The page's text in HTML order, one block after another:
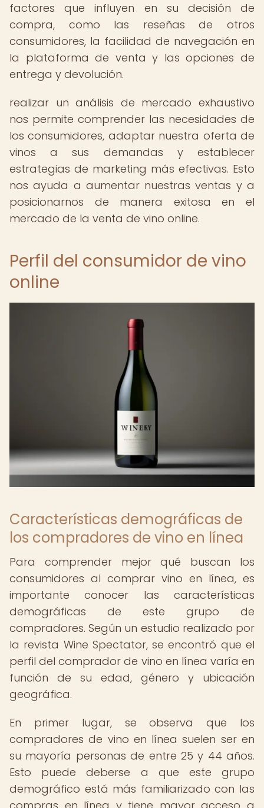
factores que influyen en su decisión de
compra, como las reseñas de otros
consumidores, la facilidad de navegación en
la plataforma de venta y las opciones de
entrega y devolución.
realizar un análisis de mercado exhaustivo
nos permite comprender las necesidades de
los consumidores, adaptar nuestra oferta de
vinos a sus demandas y establecer
estrategias de marketing más efectivas. Esto
nos ayuda a aumentar nuestras ventas y a
posicionarnos de manera exitosa en el
mercado de la venta de vino online.
Perfil del consumidor de vino
online
Características demográficas de
los compradores de vino en línea
Para comprender mejor qué buscan los
consumidores al comprar vino en línea, es
importante conocer las características
demográficas de este grupo de
compradores. Según un estudio realizado por
la revista Wine Spectator, se encontró que el
perfil del comprador de vino en línea varía en
función de su edad, género y ubicación
geográfica.
En primer lugar, se observa que los
compradores de vino en línea suelen ser en
su mayoría personas de entre 25 y 44 años.
Esto puede deberse a que este grupo
demográfico está más familiarizado con las